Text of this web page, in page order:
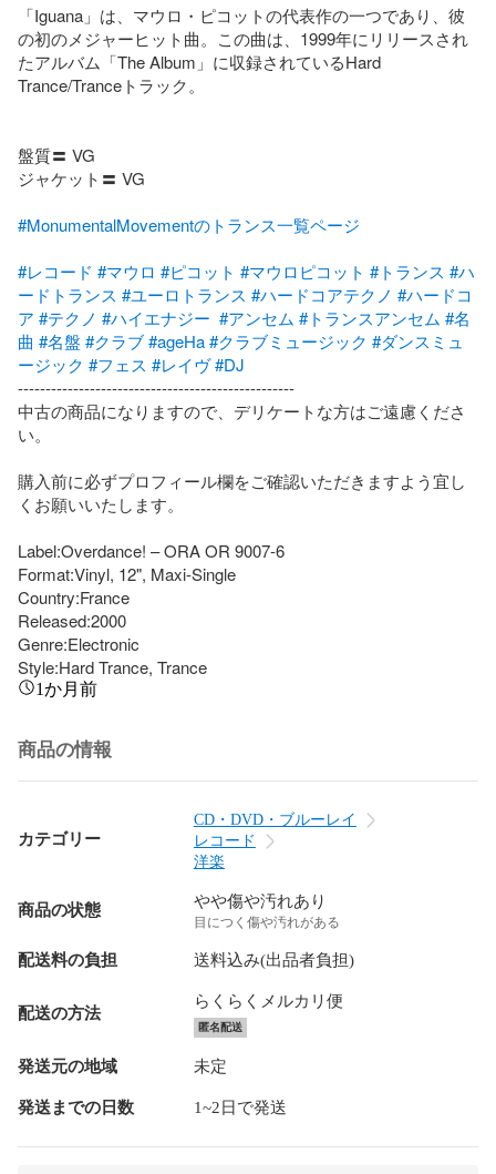
「Iguana」は、マウロ・ピコットの代表作の一つであり、彼
の初のメジャーヒット曲。この曲は、1999年にリリースされ
たアルバム「The Album」に収録されているHard
Trance/Tranceトラック。
盤質〓 VG
ジャケット〓 VG
#MonumentalMovementのトランス一覧ページ
#レコード #マウロ #ピコット #マウロピコット #トランス #ハ
ードトランス #ユーロトランス #ハードコアテクノ #ハードコ
ア #テクノ #ハイエナジー #アンセム #トランスアンセム #名
曲 #名盤 #クラブ#ageHa#クラブミュージック #ダンスミュ
ージック #フェス #レイヴ#DJ
--------------------------------------------------
中古の商品になりますので、デリケートな方はご遠慮くださ
い。
購入前に必ずプロフィール欄をご確認いただきますよう宜し
くお願いいたします。
Label:Overdance! – ORA OR 9007-6
Format:Vinyl, 12", Maxi-Single
Country:France
Released:2000
Genre:Electronic
Style:Hard Trance, Trance
1か月前
商品の情報
カテゴリー
CD・DVD・ブルーレイ
レコード
洋楽
商品の状態 やや傷や汚れあり
目につく傷や汚れがある
配送料の負担 送料込み(出品者負担)
配送の方法
らくらくメルカリ便
匿名配送
発送元の地域 未定
発送までの日数 1~2日で発送